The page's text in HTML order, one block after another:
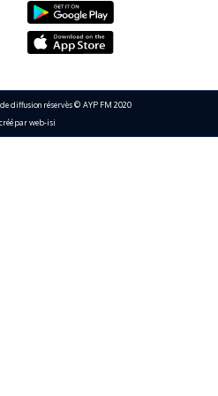
diffusion réservès © AYP FM 2020
par web-isi